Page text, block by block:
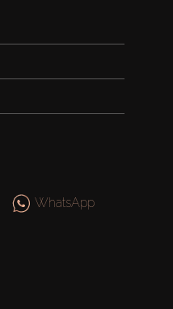
WhatsApp